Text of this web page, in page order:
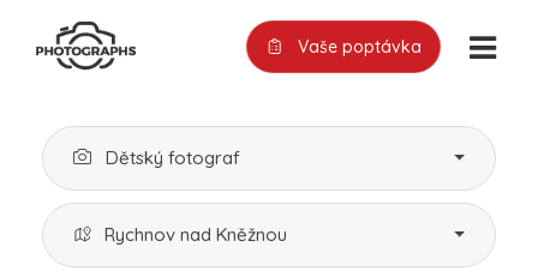
Vaše poptávka
Dětský fotograf
Rychnov nad Kněžnou